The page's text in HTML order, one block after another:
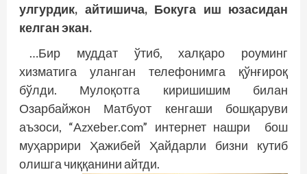
улгурдик, айтишича, Бокуга иш юзасидан
келган экан.
…Бир муддат ўтиб, халқаро роуминг
хизматига уланган телефонимга қўнғироқ
бўлди. Мулоқотга киришишим билан
Озарбайжон Матбуот кенгаши бошқаруви
аъзоси, “Аzхеber.сom” интернет нашри бош
муҳаррири Ҳажибей Ҳайдарли бизни кутиб
олишга чиққанини айтди.